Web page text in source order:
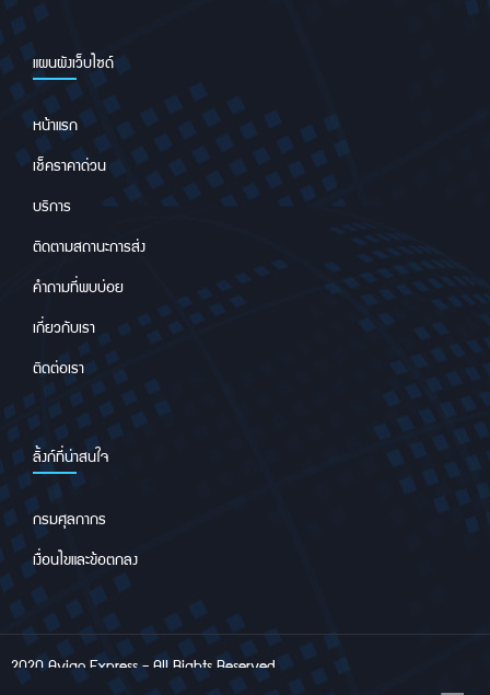
แผนผังเว็บไซด์
หน้าแรก
เช็คราคาด่วน
บริการ
ติดตามสถานะการส่ง
คำถามที่พบบ่อย
เกี่ยวกับเรา
ติดต่อเรา
ลิ้งก์ที่น่าสนใจ
กรมศุลกากร
เงื่อนไขและข้อตกลง
2020 Avigo Express - All Rights Reserved